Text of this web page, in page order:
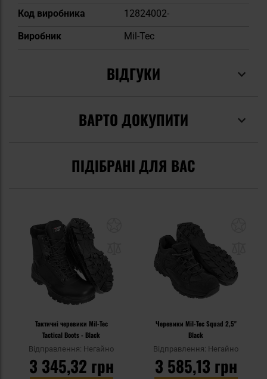
Код виробника
12824002-
Виробник
Mil-Tec
ВІДГУКИ
ВАРТО ДОКУПИТИ
ПІДІБРАНІ ДЛЯ ВАС
Тактичні черевики Mil-Tec
Tactical Boots - Black
Відправлення: Негайно
3 345,32 грн
Черевики Mil-Tec Squad 2,5''
Black
Відправлення: Негайно
3 585,13 грн